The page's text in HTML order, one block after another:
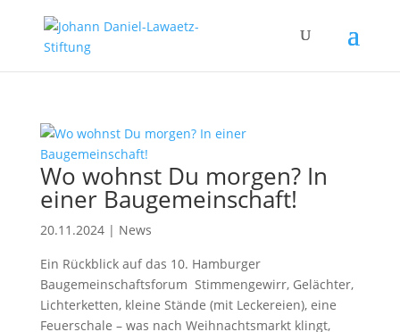
Wo wohnst Du morgen? In
einer Baugemeinschaft!
20.11.2024| News
Ein Rückblick auf das 10. Hamburger
Baugemeinschaftsforum Stimmengewirr, Gelächter,
Lichterketten, kleine Stände (mit Leckereien), eine
Feuerschale – was nach Weihnachtsmarkt klingt,